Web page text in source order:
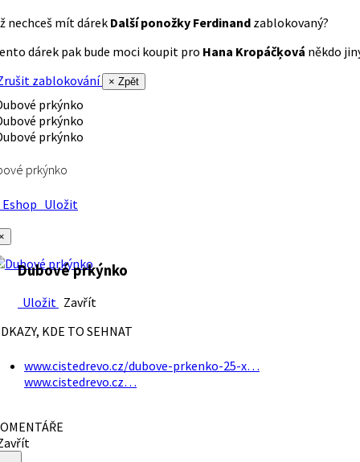
nechceš mít dárek Další ponožky Ferdinand zablokovaný?
dárek pak bude moci koupit pro Hana Kropáčķová někdo
zablokování
× Zpět
prkýnko
Uložit
Dubové prkýnko
Uložit Zavřít
KDE TO SEHNAT
www.cistedrevo.cz/dubove-prkenko-25-x…
www.cistedrevo.cz…